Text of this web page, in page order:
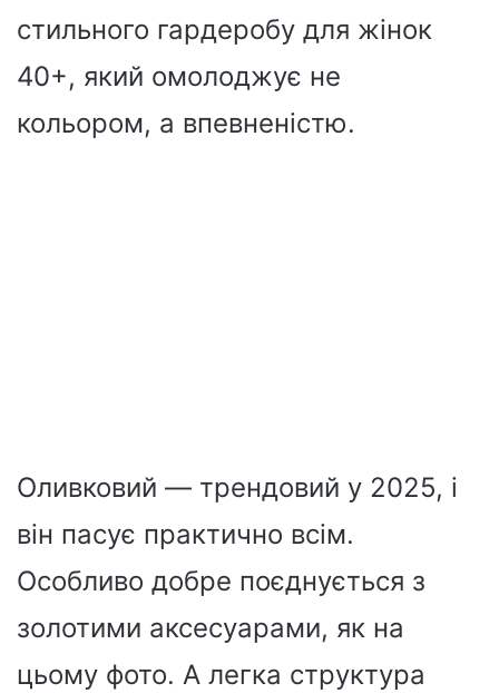
стильного гардеробу для жінок
40+, який омолоджує не
кольором, а впевненістю.
Оливковий — трендовий у 2025, і
він пасує практично всім.
Особливо добре поєднується з
золотими аксесуарами, як на
цьому фото. А легка структура